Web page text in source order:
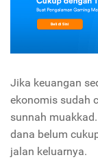
Jika keuangan
ekonomis sudah
sunnah
dana belum
jalan keluarnya.